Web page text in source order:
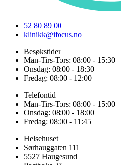
52 80 89 00
klinikk@ifocus.no
Besøkstider
Man-Tirs-Tors: 08:00 - 15:30
Onsdag: 08:00 - 18:30
Fredag: 08:00 - 12:00
Telefontid
Man-Tirs-Tors: 08:00 - 15:00
Onsdag: 08:00 - 18:00
Fredag: 08:00 - 11:45
Helsehuset
Sørhauggaten 111
5527 Haugesund